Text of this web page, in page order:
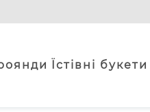
Їстівні букети